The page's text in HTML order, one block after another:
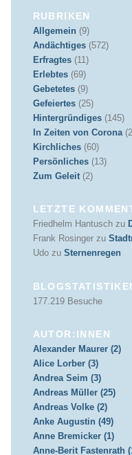
RUBRIKEN
Allgemein (9)
Andächtiges(572)
Erfragtes(11)
Erlebtes(69)
Gebetetes(9)
Gefeiertes(25)
Hintergründiges(145)
In Zeiten von Corona
Kirchliches(60)
Persönliches(13)
Zum Geleit(2)
LETZTE
Friedhelm Hantuschzu
Frank Rosingerzu
Udozu Sternenregen
177.219 Besuche
AUTOR:INNEN
Alexander Maurer (2)
Alice Lorber (3)
Andrea Seim (3)
Andreas Müller (25)
Andreas Volke (2)
Anke Augustin (49)
Anne Bremicker (1)
Anne-Berit Fastenrath